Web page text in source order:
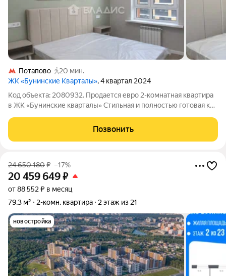
Потапово
20 мин.
ЖК «Бунинские Кварталы», 4 квартал 2024
Код объекта: 2080932. Продается евро 2-комнатная квартира
в ЖК «Бунинские кварталы» Стильная и полностью готовая к
который делали с нуля, НЕ ОТ ЗАСТРОЙЩИКА О КВАРТИРЕ: В
квартире выполнен
Позвонить
24 650 180₽ –17%
20 459 649₽
от 88 552 ₽ в месяц
79,3 м²
2-комн. квартира 2 этаж из 21
новостройка